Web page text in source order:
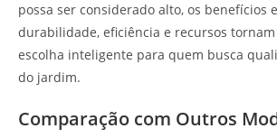
possa ser considerado alto, os benefícios
durabilidade, eficiência e recursos
escolha inteligente para quem busca
do jardim.
Comparação com Outros